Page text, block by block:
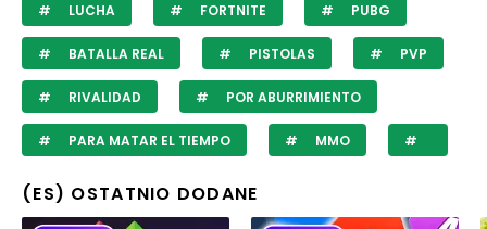
LUCHA FORTNITE PUBG
BATALLA REAL PISTOLAS PVP
RIVALIDAD POR ABURRIMIENTO
PARA MATAR EL TIEMPO MMO
(ES) OSTATNIO DODANE